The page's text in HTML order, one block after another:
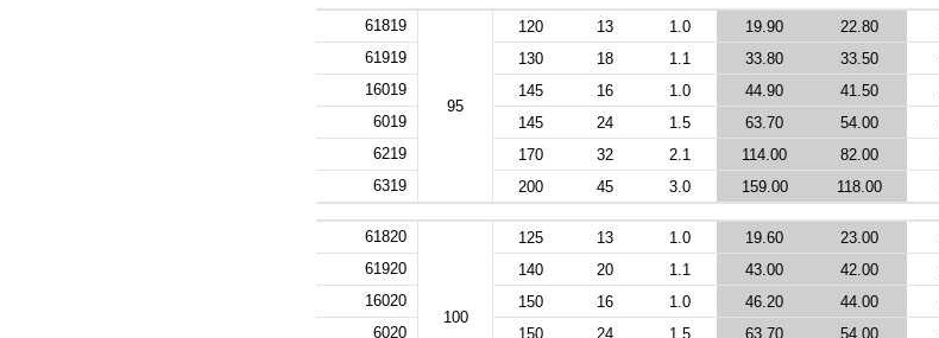
61819
95
120 13 1.0 19.90 22.80
61919
130 18 1.1 33.80 33.50
16019
145 16 1.0 44.90 41.50
6019
145 24 1.5 63.70 54.00
6219
170 32 2.1 114.00 82.00
6319
200 45 3.0 159.00 118.00
61820
100
125 13 1.0 19.60 23.00
61920
140 20 1.1 43.00 42.00
16020
150 16 1.0 46.20 44.00
6020
150 24 1.5 63.70 54.00